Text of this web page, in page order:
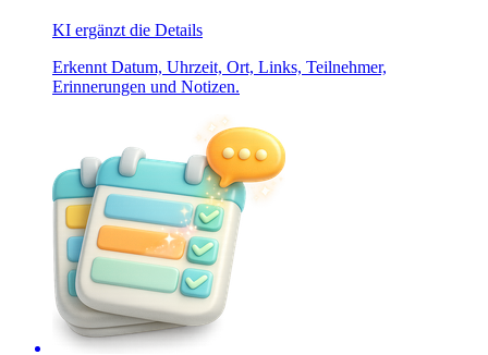
KI ergänzt die Details
Erkennt Datum, Uhrzeit, Ort, Links, Teilnehmer,
Erinnerungen und Notizen.